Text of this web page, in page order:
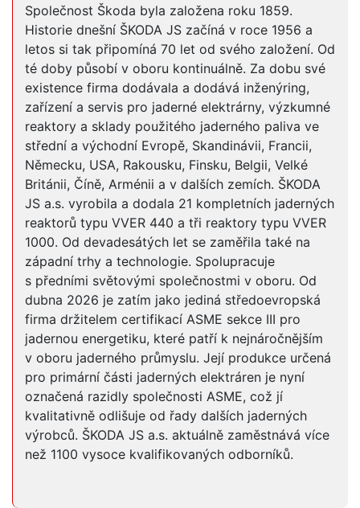
Společnost Škoda byla založena roku 1859.
Historie dnešní ŠKODA JS začíná v roce 1956 a
letos si tak připomíná 70 let od svého založení. Od
té doby působí v oboru kontinuálně. Za dobu své
existence firma dodávala a dodává inženýring,
zařízení a servis pro jaderné elektrárny, výzkumné
reaktory a sklady použitého jaderného paliva ve
střední a východní Evropě, Skandinávii, Francii,
Německu, USA, Rakousku, Finsku, Belgii, Velké
Británii, Číně, Arménii a v dalších zemích. ŠKODA
JS a.s. vyrobila a dodala 21 kompletních jaderných
reaktorů typu VVER 440 a tři reaktory typu VVER
1000. Od devadesátých let se zaměřila také na
západní trhy a technologie. Spolupracuje
s předními světovými společnostmi v oboru. Od
dubna 2026 je zatím jako jediná středoevropská
firma držitelem certifikací ASME sekce III pro
jadernou energetiku, které patří k nejnáročnějším
v oboru jaderného průmyslu. Její produkce určená
pro primární části jaderných elektráren je nyní
označená razidly společnosti ASME, což jí
kvalitativně odlišuje od řady dalších jaderných
výrobců. ŠKODA JS a.s. aktuálně zaměstnává více
než 1100 vysoce kvalifikovaných odborníků.